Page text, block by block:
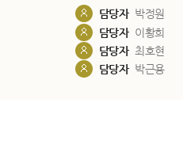
담당자 박정원
담당자 이황희
담당자 최호현
담당자 박근용